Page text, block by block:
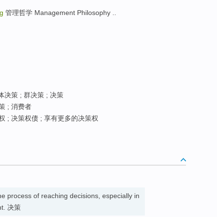
管理哲学 Management Philosophy ..
决策 ; 群决策 ; 决策
; 消费者
; 决策权债 ; 享有更多的决策权
process of reaching decisions, especially in
决策